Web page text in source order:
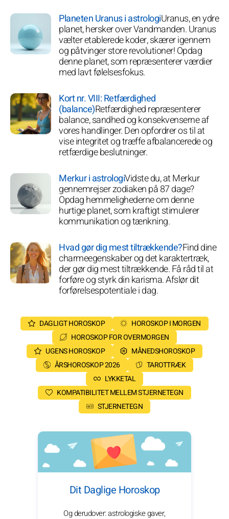
Planeten Uranus i astrologiUranus, en ydre
planet, hersker over Vandmanden. Uranus
vælter etablerede koder, skærer igennem
og påtvinger store revolutioner! Opdag
denne planet, som repræsenterer værdier
med lavt følelsesfokus.
Kort nr. VIII: Retfærdighed
(balance)Retfærdighed repræsenterer
balance, sandhed og konsekvenserne af
vores handlinger. Den opfordrer os til at
vise integritet og træffe afbalancerede og
retfærdige beslutninger.
Merkur i astrologiVidste du, at Merkur
gennemrejser zodiaken på 87 dage?
Opdag hemmelighederne om denne
hurtige planet, som kraftigt stimulerer
kommunikation og tænkning.
Hvad gør dig mest tiltrækkende?Find dine
charmeegenskaber og det karaktertræk,
der gør dig mest tiltrækkende. Få råd til at
forføre og styrk din karisma. Afslør dit
forførelsespotentiale i dag.
DAGLIGT HOROSKOP
HOROSKOP I MORGEN
HOROSKOP FOR OVERMORGEN
UGENS HOROSKOP
MÅNEDSHOROSKOP
ÅRSHOROSKOP 2026
TAROTTRÆK
LYKKETAL
KOMPATIBILITET MELLEM STJERNETEGN
STJERNETEGN
Dit Daglige Horoskop
Og derudover: astrologiske gaver,